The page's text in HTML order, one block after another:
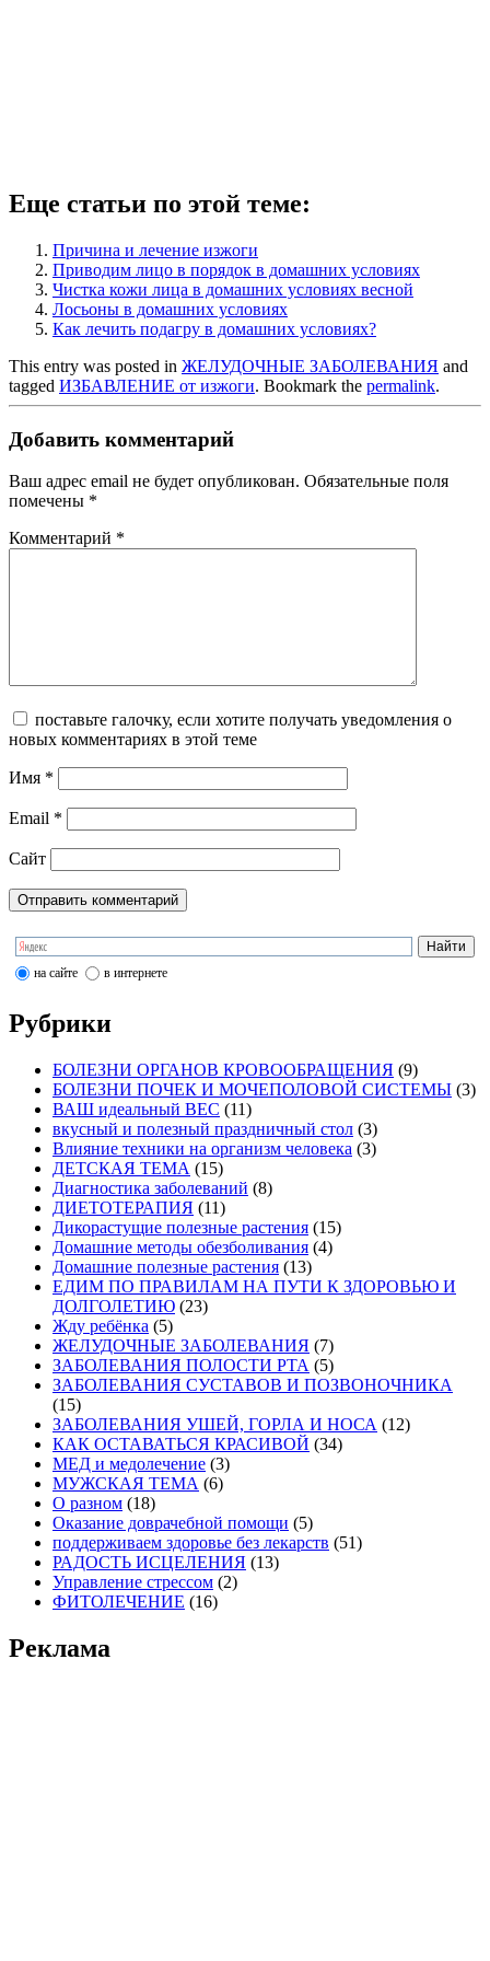
Еще статьи по этой теме:
Причина и лечение изжоги
Приводим лицо в порядок в домашних условиях
Чистка кожи лица в домашних условиях весной
Лосьоны в домашних условиях
Как лечить подагру в домашних условиях?
This entry was posted in ЖЕЛУДОЧНЫЕ ЗАБОЛЕВАНИЯ and
tagged ИЗБАВЛЕНИЕ от изжоги. Bookmark the permalink.
Добавить комментарий
Ваш адрес email не будет опубликован. Обязательные поля
помечены *
Комментарий *
поставьте галочку, если хотите получать уведомления о
новых комментариях в этой теме
Имя *
Email *
Сайт
на сайте в интернете
Рубрики
БОЛЕЗНИ ОРГАНОВ КРОВООБРАЩЕНИЯ (9)
БОЛЕЗНИ ПОЧЕК И МОЧЕПОЛОВОЙ СИСТЕМЫ (3)
ВАШ идеальный ВЕС (11)
вкусный и полезный праздничный стол (3)
Влияние техники на организм человека (3)
ДЕТСКАЯ ТЕМА (15)
Диагностика заболеваний (8)
ДИЕТОТЕРАПИЯ (11)
Дикорастущие полезные растения (15)
Домашние методы обезболивания (4)
Домашние полезные растения (13)
ЕДИМ ПО ПРАВИЛАМ НА ПУТИ К ЗДОРОВЬЮ И
ДОЛГОЛЕТИЮ (23)
Жду ребёнка (5)
ЖЕЛУДОЧНЫЕ ЗАБОЛЕВАНИЯ (7)
ЗАБОЛЕВАНИЯ ПОЛОСТИ РТА (5)
ЗАБОЛЕВАНИЯ СУСТАВОВ И ПОЗВОНОЧНИКА
(15)
ЗАБОЛЕВАНИЯ УШЕЙ, ГОРЛА И НОСА (12)
КАК ОСТАВАТЬСЯ КРАСИВОЙ (34)
МЕД и медолечение (3)
МУЖСКАЯ ТЕМА (6)
О разном (18)
Оказание доврачебной помощи (5)
поддерживаем здоровье без лекарств (51)
РАДОСТЬ ИСЦЕЛЕНИЯ (13)
Управление стрессом (2)
ФИТОЛЕЧЕНИЕ (16)
Реклама